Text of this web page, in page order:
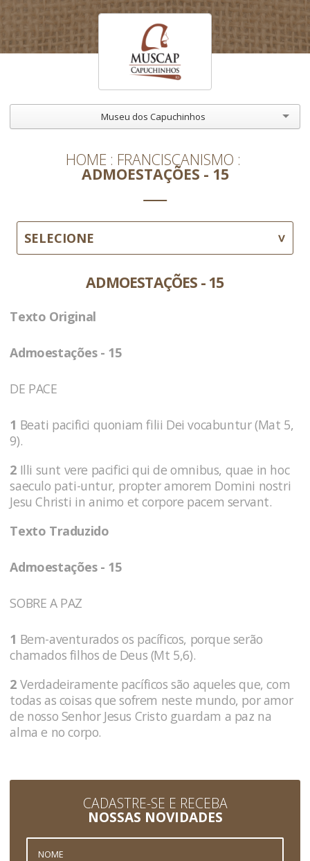
Museu dos Capuchinhos
HOME FRANCISCANISMO
ADMOESTAÇÕES - 15
SELECIONE
ADMOESTAÇÕES - 15
Texto Original
Admoestações - 15
DE PACE
1 Beati pacifici quoniam filii Dei vocabuntur (Mat 5,
9).
2 Illi sunt vere pacifici qui de omnibus, quae in hoc
saeculo pati-untur, propter amorem Domini nostri
Jesu Christi in animo et corpore pacem servant.
Texto Traduzido
Admoestações - 15
SOBRE A PAZ
1 Bem-aventurados os pacíficos, porque serão
chamados filhos de Deus (Mt 5,6).
2 Verdadeiramente pacíficos são aqueles que, com
todas as coisas que sofrem neste mundo, por amor
de nosso Senhor Jesus Cristo guardam a paz na
alma e no corpo.
CADASTRE-SE E RECEBA
NOSSAS NOVIDADES